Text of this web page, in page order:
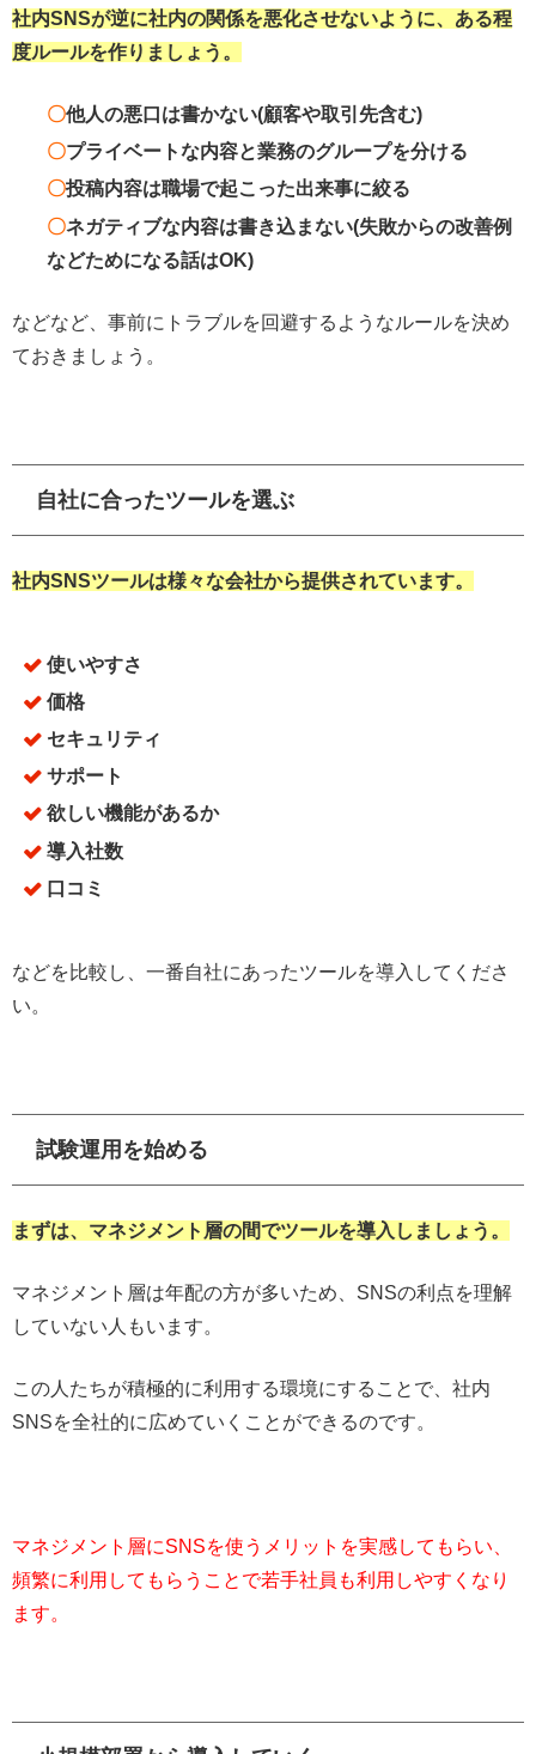
社内SNSが逆に社内の関係を悪化させないように、ある程
度ルールを作りましょう。
〇他人の悪口は書かない(顧客や取引先含む)
〇プライベートな内容と業務のグループを分ける
〇投稿内容は職場で起こった出来事に絞る
〇ネガティブな内容は書き込まない(失敗からの改善例
などためになる話はOK)
などなど、事前にトラブルを回避するようなルールを決め
ておきましょう。
自社に合ったツールを選ぶ
社内SNSツールは様々な会社から提供されています。
使いやすさ
価格
セキュリティ
サポート
欲しい機能があるか
導入社数
口コミ
などを比較し、一番自社にあったツールを導入してくださ
い。
試験運用を始める
まずは、マネジメント層の間でツールを導入しましょう。
マネジメント層は年配の方が多いため、SNSの利点を理解
していない人もいます。
この人たちが積極的に利用する環境にすることで、社内
SNSを全社的に広めていくことができるのです。
マネジメント層にSNSを使うメリットを実感してもらい、
頻繁に利用してもらうことで若手社員も利用しやすくなり
ます。